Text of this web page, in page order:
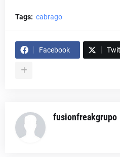
Tags: cabrago
Facebook
fusionfreakgrupo